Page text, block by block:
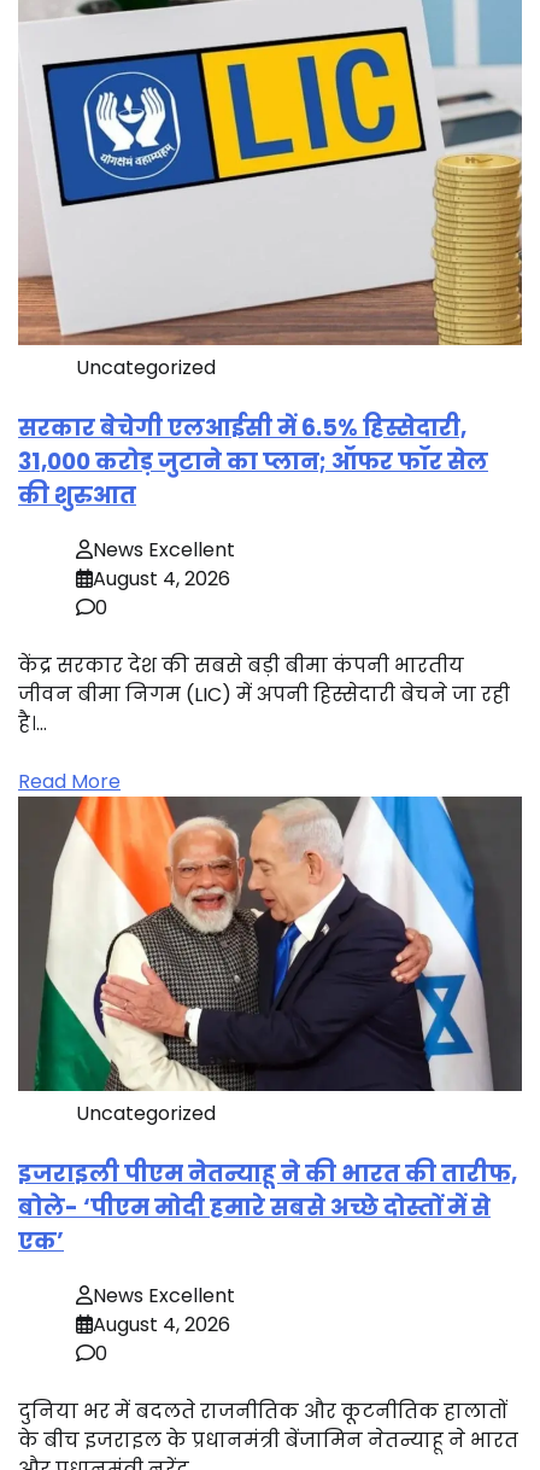
Uncategorized
सरकार बेचेगी एलआईसी में 6.5% हिस्सेदारी,
31,000 करोड़ जुटाने का प्लान; ऑफर फॉर सेल
की शुरुआत
News Excellent
August 4, 2026
0
केंद्र सरकार देश की सबसे बड़ी बीमा कंपनी भारतीय
जीवन बीमा निगम (LIC) में अपनी हिस्सेदारी बेचने जा रही
है।…
Read More
Uncategorized
इजराइली पीएम नेतन्याहू ने की भारत की तारीफ,
बोले- ‘पीएम मोदी हमारे सबसे अच्छे दोस्तों में से
एक’
News Excellent
August 4, 2026
0
दुनिया भर में बदलते राजनीतिक और कूटनीतिक हालातों
के बीच इजराइल के प्रधानमंत्री बेंजामिन नेतन्याहू ने भारत